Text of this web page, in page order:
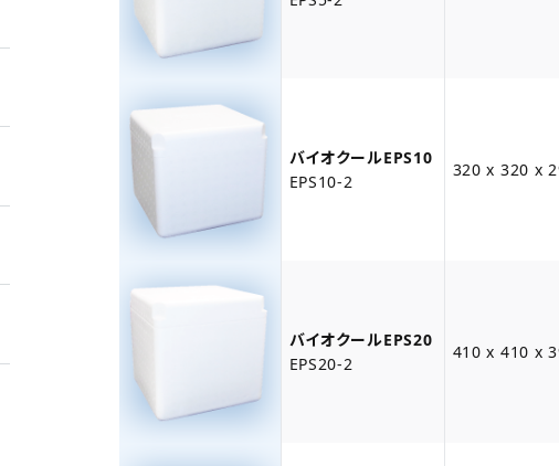
バイオクールEPS10
EPS10-2
320 x 320 x
バイオクールEPS20
EPS20-2
410 x 410 x